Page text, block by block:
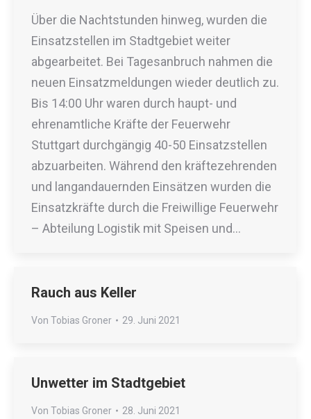
Über die Nachtstunden hinweg, wurden die
Einsatzstellen im Stadtgebiet weiter
abgearbeitet. Bei Tagesanbruch nahmen die
neuen Einsatzmeldungen wieder deutlich zu.
Bis 14:00 Uhr waren durch haupt- und
ehrenamtliche Kräfte der Feuerwehr
Stuttgart durchgängig 40-50 Einsatzstellen
abzuarbeiten. Während den kräftezehrenden
und langandauernden Einsätzen wurden die
Einsatzkräfte durch die Freiwillige Feuerwehr
– Abteilung Logistik mit Speisen und…
Rauch aus Keller
Von Tobias Groner 29. Juni 2021
Unwetter im Stadtgebiet
Von Tobias Groner 28. Juni 2021